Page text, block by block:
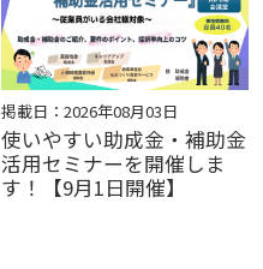
掲載日：2026年08月03日
使いやすい助成金・補助金
活用セミナーを開催しま
す！【9月1日開催】